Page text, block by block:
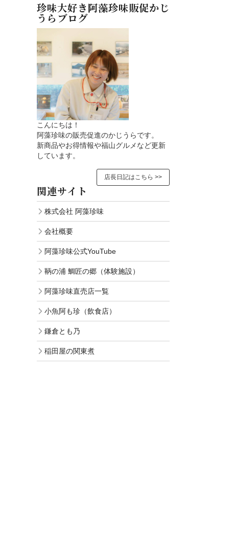
珍味大好き阿藻珍味販促かじ
うらブログ
こんにちは！
阿藻珍味の販売促進のかじうらです。
新商品やお得情報や福山グルメなど更新
しています。
店長日記はこちら >>
関連サイト
株式会社 阿藻珍味
会社概要
阿藻珍味公式YouTube
鞆の浦 鯛匠の郷（体験施設）
阿藻珍味直売店一覧
小魚阿も珍（飲食店）
鎌倉とも乃
稲田屋の関東煮